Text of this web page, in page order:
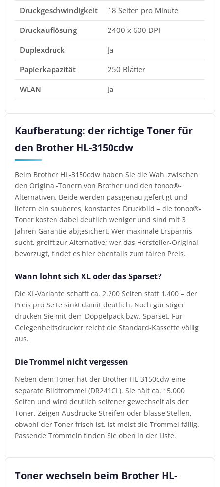
Druckgeschwindigkeit
18 Seiten pro Minute
Druckauflösung
2400 x 600 DPI
Duplexdruck
Ja
Papierkapazität
250 Blätter
WLAN
Ja
Kaufberatung: der richtige Toner für
den Brother HL-3150cdw
Beim Brother HL-3150cdw haben Sie die Wahl zwischen
den Original-Tonern von Brother und den tonoo®-
Alternativen. Beide werden passgenau gefertigt und
liefern ein sauberes, konstantes Druckbild – die tonoo®-
Toner kosten dabei deutlich weniger und sind mit 3
Jahren Garantie abgesichert. Wer maximale Ersparnis
sucht, greift zur Alternative; wer das Hersteller-Original
bevorzugt, findet es hier ebenfalls zum fairen Preis.
Wann lohnt sich XL oder das Sparset?
Die XL-Variante schafft ca. 2.200 Seiten statt 1.400 – der
Preis pro Seite sinkt damit deutlich. Noch günstiger
drucken Sie mit dem Doppelpack bzw. Sparset. Für
Gelegenheitsdrucker reicht die Standard-Kassette völlig
aus.
Die Trommel nicht vergessen
Neben dem Toner hat der Brother HL-3150cdw eine
separate Bildtrommel (DR241CL). Sie hält ca. 15.000
Seiten und wird deutlich seltener gewechselt als der
Toner. Zeigen Ausdrucke Streifen oder blasse Stellen,
obwohl der Toner frisch ist, ist meist die Trommel fällig.
Passende Trommeln finden Sie oben in der Liste.
Toner wechseln beim Brother HL-